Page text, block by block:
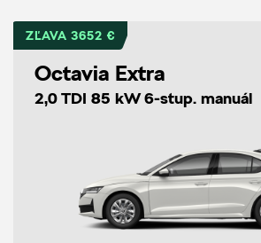
ZĽAVA 3652 €
Octavia Extra
2,0 TDI 85 kW 6-stup. manuál